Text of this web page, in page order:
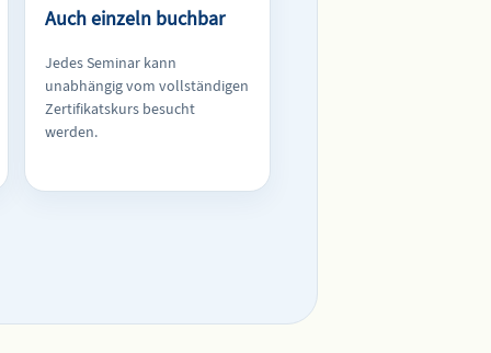
Auch einzeln buchbar
Jedes Seminar kann
unabhängig vom vollständigen
Zertifikatskurs besucht
werden.